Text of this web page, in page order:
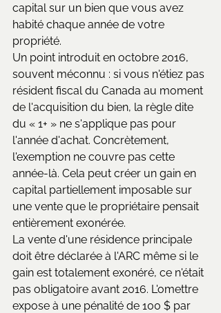
capital sur un bien que vous avez
habité chaque année de votre
propriété.
Un point introduit en octobre 2016,
souvent méconnu : si vous n'étiez pas
résident fiscal du Canada au moment
de l'acquisition du bien, la règle dite
du « 1+ » ne s'applique pas pour
l'année d'achat. Concrètement,
l'exemption ne couvre pas cette
année-là. Cela peut créer un gain en
capital partiellement imposable sur
une vente que le propriétaire pensait
entièrement exonérée.
La vente d'une résidence principale
doit être déclarée à l'ARC même si le
gain est totalement exonéré, ce n'était
pas obligatoire avant 2016. L'omettre
expose à une pénalité de 100 $ par